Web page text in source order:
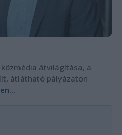
átvilágítása, a
átlátható pályázaton